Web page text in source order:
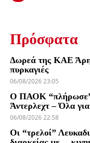
Πρόσφατα
Δωρεά της ΚΑΕ
πυρκαγιές
06/08/2026 23:05
Ο ΠΑΟΚ “πλήρωσε”
Άντερλεχτ – Όλα
06/08/2026 22:58
Οι “τρελοί”